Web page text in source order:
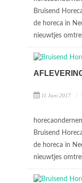
Bruisend
de horeca in
nieuwtjes
11 Juni 2017
Bruisend
de horeca in
nieuwtjes